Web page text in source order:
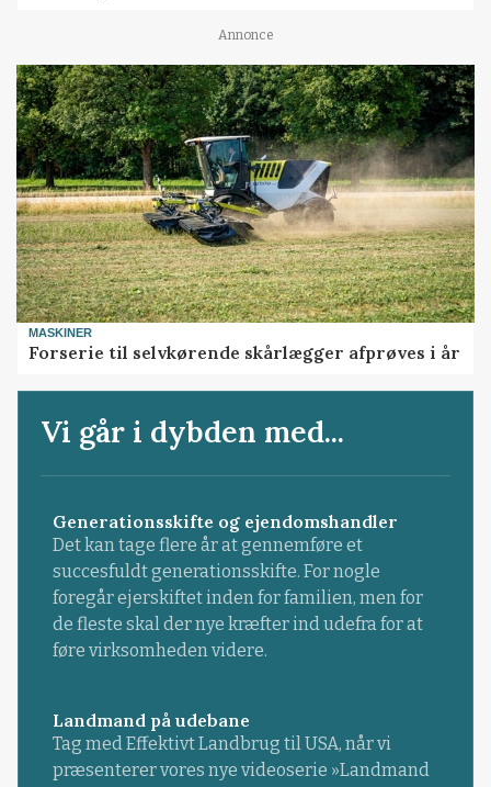
Annonce
MASKINER
Forserie til selvkørende skårlægger afprøves i år
Vi går i dybden med...
Generationsskifte og ejendomshandler
Det kan tage flere år at gennemføre et
succesfuldt generationsskifte. For nogle
foregår ejerskiftet inden for familien, men for
de fleste skal der nye kræfter ind udefra for at
føre virksomheden videre.
Landmand på udebane
Tag med Effektivt Landbrug til USA, når vi
præsenterer vores nye videoserie »Landmand